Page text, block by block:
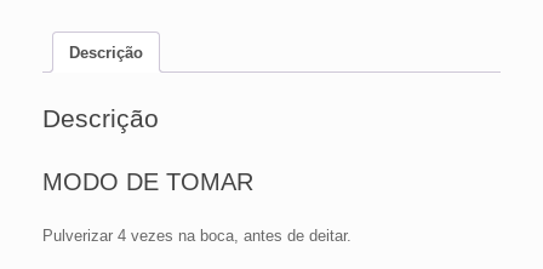
Descrição
Descrição
MODO DE TOMAR
Pulverizar 4 vezes na boca, antes de deitar.